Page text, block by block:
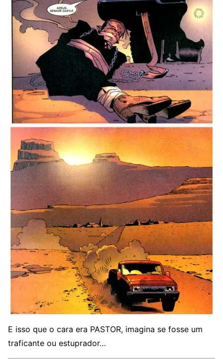
E isso que o cara era PASTOR, imagina se fosse um
traficante ou estuprador…